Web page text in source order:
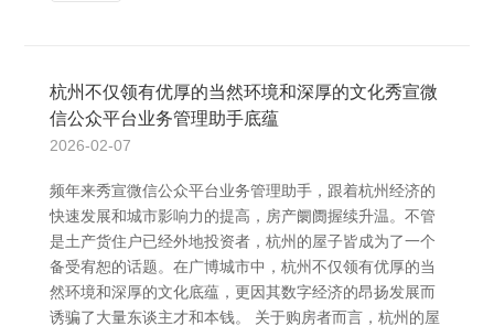
杭州不仅领有优厚的当然环境和深厚的文化秀宣微
信公众平台业务管理助手底蕴
2026-02-07
频年来秀宣微信公众平台业务管理助手，跟着杭州经济的
快速发展和城市影响力的提高，房产阛阓握续升温。不管
是土产货住户已经外地投资者，杭州的屋子皆成为了一个
备受宥恕的话题。在广博城市中，杭州不仅领有优厚的当
然环境和深厚的文化底蕴，更因其数字经济的昂扬发展而
诱骗了大量东谈主才和本钱。 关于购房者而言，杭州的屋